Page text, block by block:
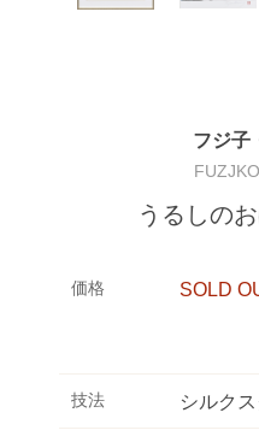
フジ子
うるしの
価格 SOLD
技法 シルク